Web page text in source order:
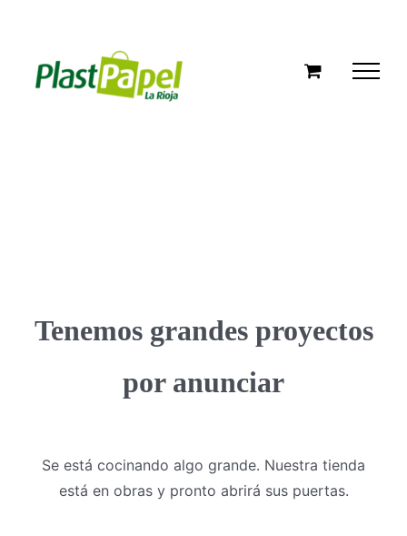
content
Tenemos grandes proyectos
por anunciar
Se está cocinando algo grande. Nuestra tienda
está en obras y pronto abrirá sus puertas.